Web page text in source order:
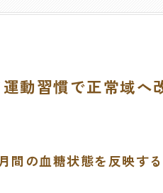
動習慣で正常域へ
間の血糖状態を反映する